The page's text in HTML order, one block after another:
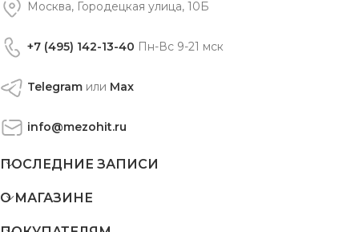
Москва, Городецкая улица, 10Б
+7 (495) 142-13-40 Пн-Вс 9-21 мск
Telegram или Max
info@mezohit.ru
ПОСЛЕДНИЕ ЗАПИСИ
О МАГАЗИНЕ